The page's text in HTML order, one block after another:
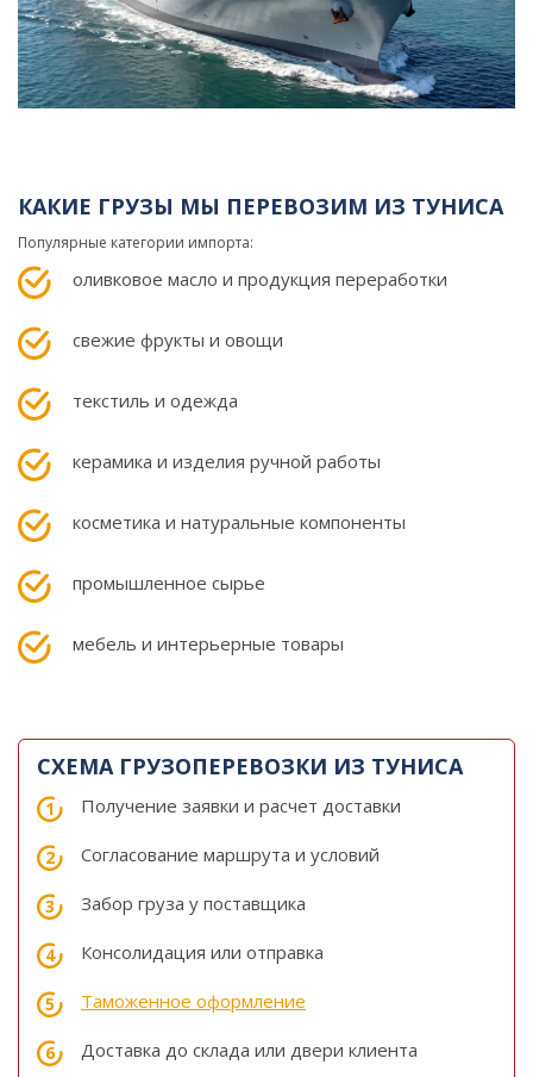
КАКИЕ ГРУЗЫ МЫ ПЕРЕВОЗИМ ИЗ ТУНИСА
Популярные категории импорта:
оливковое масло и продукция переработки
свежие фрукты и овощи
текстиль и одежда
керамика и изделия ручной работы
косметика и натуральные компоненты
промышленное сырье
мебель и интерьерные товары
СХЕМА ГРУЗОПЕРЕВОЗКИ ИЗ ТУНИСА
Получение заявки и расчет доставки
Согласование маршрута и условий
Забор груза у поставщика
Консолидация или отправка
Таможенное оформление
Доставка до склада или двери клиента